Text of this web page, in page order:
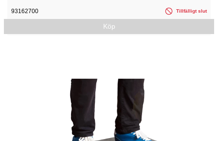
93162700 Tillfälligt slut
Köp